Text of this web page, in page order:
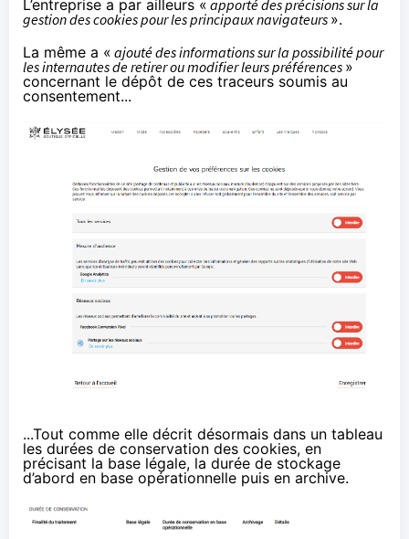
L’entreprise a par ailleurs « apporté des précisions sur la
gestion des cookies pour les principaux navigateurs ».
La même a « ajouté des informations sur la possibilité pour
les internautes de retirer ou modifier leurs préférences »
concernant le dépôt de ces traceurs soumis au
consentement...
...Tout comme elle décrit désormais dans un tableau
les durées de conservation des cookies, en
précisant la base légale, la durée de stockage
d’abord en base opérationnelle puis en archive.